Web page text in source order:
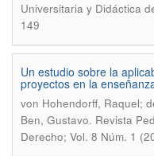
Universitaria y Didáctica
149
Un estudio sobre la
proyectos en la
von Hohendorff, Raquel;
Ben, Gustavo. Revista
Derecho; Vol. 8 Núm. 1